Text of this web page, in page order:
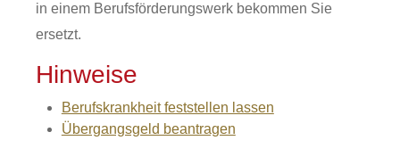
in einem Berufsförderungswerk bekommen Sie
ersetzt.
Hinweise
Berufskrankheit feststellen lassen
Übergangsgeld beantragen